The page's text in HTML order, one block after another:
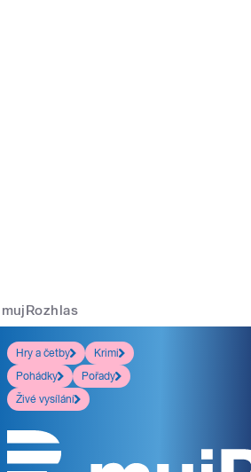
mujRozhlas
Hry a četby
Krimi
Pohádky
Pořady
Živé vysílání